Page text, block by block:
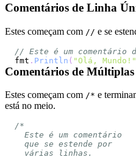
Comentários de Linha
Estes começam com // e se
// Este é um comentário
fmt . Println ( "Olá, Mundo!"
Comentários de
Estes começam com /* e
está no meio.